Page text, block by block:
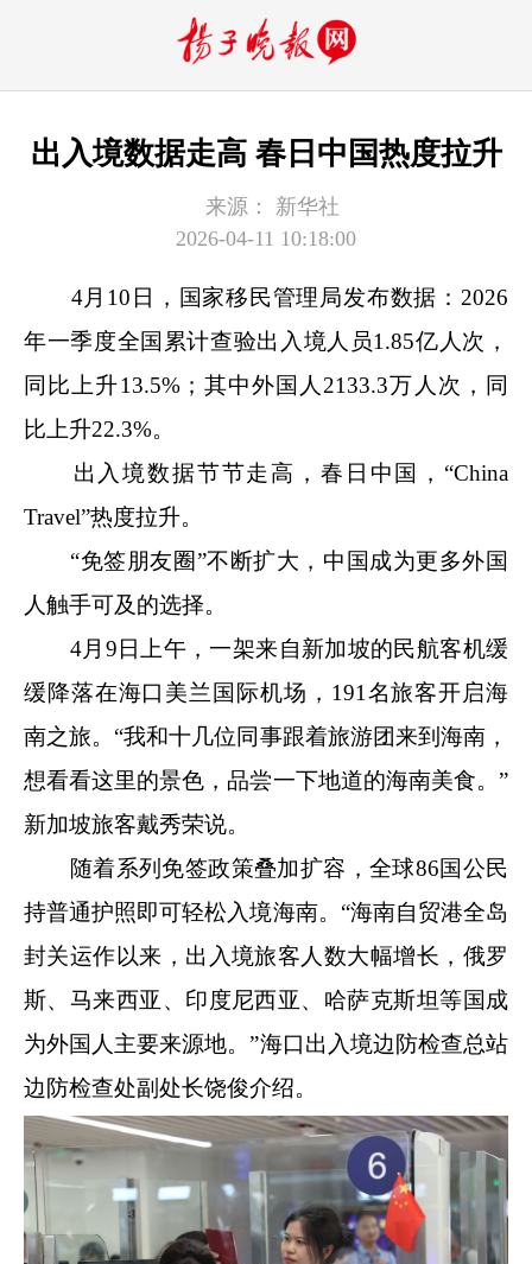
出入境数据走高 春日中国热度拉升
来源：
新华社
2026-04-11 10:18:00
4月10日，国家移民管理局发布数据：2026
年一季度全国累计查验出入境人员1.85亿人次，
同比上升13.5%；其中外国人2133.3万人次，同
比上升22.3%。
出入境数据节节走高，春日中国，“China
Travel”热度拉升。
“免签朋友圈”不断扩大，中国成为更多外国
人触手可及的选择。
4月9日上午，一架来自新加坡的民航客机缓
缓降落在海口美兰国际机场，191名旅客开启海
南之旅。“我和十几位同事跟着旅游团来到海南，
想看看这里的景色，品尝一下地道的海南美食。”
新加坡旅客戴秀荣说。
随着系列免签政策叠加扩容，全球86国公民
持普通护照即可轻松入境海南。“海南自贸港全岛
封关运作以来，出入境旅客人数大幅增长，俄罗
斯、马来西亚、印度尼西亚、哈萨克斯坦等国成
为外国人主要来源地。”海口出入境边防检查总站
边防检查处副处长饶俊介绍。